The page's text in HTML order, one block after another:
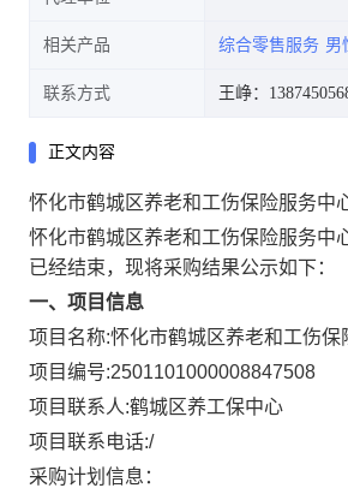
相关产品 综合零售服务 男
联系方式 王峥：
正文内容
怀化市鹤城区养老和工伤保险服务中
怀化市鹤城区养老和工伤保险服务中
已经结束，现将采购结果公示如下：
一、项目信息
项目名称:怀化市鹤城区养老和工伤
项目编号:2501101000008847508
项目联系人:鹤城区养工保中心
项目联系电话:/
采购计划信息：